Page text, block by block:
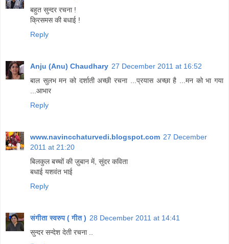
बहुत सुन्दर रचना !
क्रिसमस की बधाई !
Reply
Anju (Anu) Chaudhary 27 December 2011 at 16:52
बाल सुलभ मन को दर्शाती अच्छी रचना ...प्रयास अच्छा है ...मन को भा गया
...आभार
Reply
www.navincchaturvedi.blogspot.com 27 December
2011 at 21:20
बिलकुल बच्चों की ज़ुबान में, सुंदर कविता
बधाई यशवंत भाई
Reply
संगीता स्वरुप ( गीत ) 28 December 2011 at 14:41
सुन्दर सन्देश देती रचना ..